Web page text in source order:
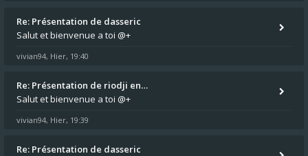
Re: Présentation de dasseric
Salut et bienvenue a toi @+
vivian94, Hier, 19:40
Re: Présentation de riodji en…
Salut et bienvenue a toi @+
vivian94, Hier, 19:39
Re: Présentation de dasseric